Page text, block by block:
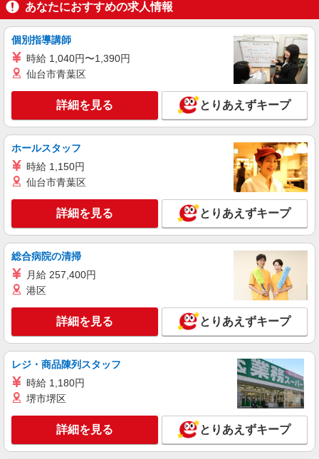
時給1500円〜1600円（経験・能力による） ※
残業代支給 ★交通費別途支給（規定あり） ゜
+゜・。○。・゜+゜・。○。・゜+゜ 入社祝い金10
ィブ支給(規定有) ★月2回払い・週払い可能（規程
有）★ ゜・。○。・゜+゜・。○。・゜+゜
キープ 詳細を見る
紹介予定派遣
株式会社シエロ
【ドコモ】の店舗スタッフ
時給1500円〜1600円（経験・能力による） ※
残業代支給 ★交通費別途支給（規定あり） ゜
+゜・。○。・゜+゜・。○。・゜+゜ 入社祝い金10
ィブ支給(規定有) ★月2回払い・週払い可能（規程
有）★ ゜・。○。・゜+゜・。○。・゜+゜
愛知県一宮市のdocomoショップ
キープ 詳細を見る
株式会社シエロ
【au】の携帯販売スタッフ
時給1500円〜 ※残業代支給 ★交通費別途支給
（規定あり） ゜+゜・。○。・゜+゜・。○。・゜
+゜ 入社祝い金10万円支給(規定有) お友達を紹介
頂くと, インセンティブ支給(規定有) ★月2回払
い・週払い可能（規程有）★ ゜・。○。・゜
+゜・。○。・゜+゜
愛知県一宮市の携帯ショップ
キープ 詳細を見る
派遣社員
株式会社シエロ
【au】の携帯販売スタッフ
時給1500円〜 ※残業代支給 ★交通費別途支給
（規定あり） ゜+゜・。○。・゜+゜・。○。・゜
あなたにおすすめの求人情報
個別指導講師
時給 1,040円〜1,390円
仙台市青葉区
詳細を見る とりあえずキープ
ホールスタッフ
時給 1,150円
仙台市青葉区
詳細を見る とりあえずキープ
総合病院の清掃
月給 257,400円
港区
詳細を見る とりあえずキープ
レジ・商品陳列スタッフ
時給 1,180円
堺市堺区
詳細を見る とりあえずキープ